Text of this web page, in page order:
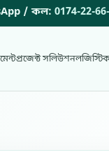
/ কল: 0174-22-
প্রজেক্ট সলিউশন